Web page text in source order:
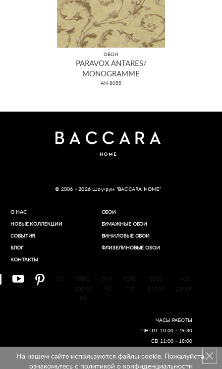
ОБОИ
PARAVOX ANTARES/
MONOGRAMME
AN 8055
© 2006 - 2026 Шоу-рум “BACCARA HOME”
О НАС
НОВЫЕ КОЛЛЕКЦИИ
СОБЫТИЯ
БЛОГ
КОНТАКТЫ
ОБОИ
БУМАЖНЫЕ ОБОИ
ВИНИЛОВЫЕ ОБОИ​
ФЛИЗЕЛИНОВЫЕ ОБОИ
ЧАСЫ РАБОТЫ
ПН–ПТ: 10:00 – 19:30
СБ: 11:00 – 18:00
Создание сайтов
На нашем сайте используются файлы cookie. Пожалуйста,
ознакомьтесь с политикой о конфиденциальности